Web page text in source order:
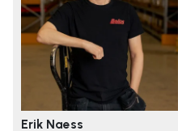
Erik Naess